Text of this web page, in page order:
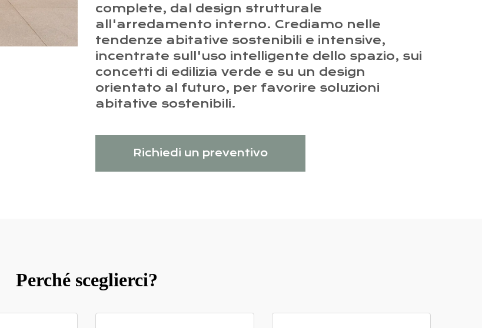
complete, dal design strutturale
all'arredamento interno. Crediamo nelle
tendenze abitative sostenibili e intensive,
incentrate sull'uso intelligente dello spazio, sui
concetti di edilizia verde e su un design
orientato al futuro, per favorire soluzioni
abitative sostenibili.
Richiedi un preventivo
Perché sceglierci?